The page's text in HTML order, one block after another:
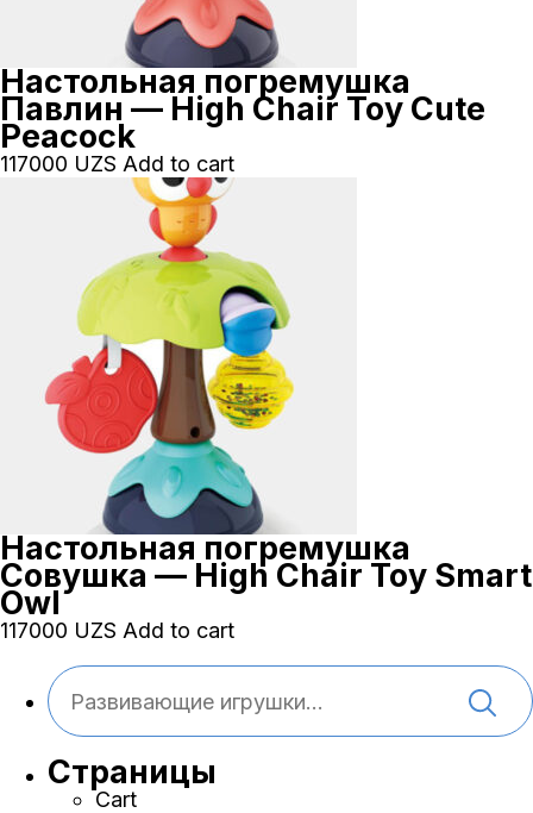
Настольная погремушка
Павлин — High Chair Toy Cute
Peacock
117000 UZS Add to cart
Настольная погремушка
Совушка — High Chair Toy Smart
Owl
117000 UZS Add to cart
Страницы
Cart